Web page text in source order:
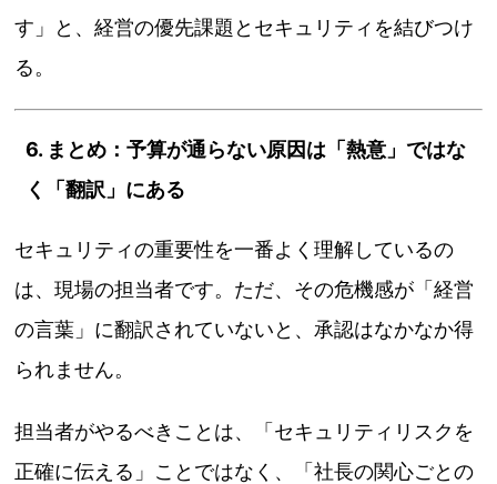
す」と、経営の優先課題とセキュリティを結びつけ
る。
6. まとめ：予算が通らない原因は「熱意」ではな
く「翻訳」にある
セキュリティの重要性を一番よく理解しているの
は、現場の担当者です。ただ、その危機感が「経営
の言葉」に翻訳されていないと、承認はなかなか得
られません。
担当者がやるべきことは、「セキュリティリスクを
正確に伝える」ことではなく、「社長の関心ごとの